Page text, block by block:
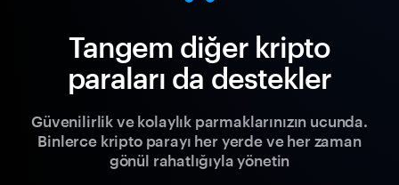
Tangem diğer kripto
paraları da destekler
Güvenilirlik ve kolaylık parmaklarınızın ucunda.
Binlerce kripto parayı her yerde ve her zaman
gönül rahatlığıyla yönetin